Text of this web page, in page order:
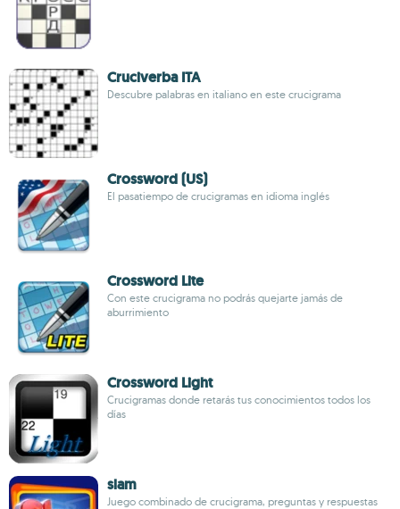
Cruciverba ITA
Descubre palabras en italiano en este crucigrama
Crossword (US)
El pasatiempo de crucigramas en idioma inglés
Crossword Lite
Con este crucigrama no podrás quejarte jamás de
aburrimiento
Crossword Light
Crucigramas donde retarás tus conocimientos todos los
días
slam
Juego combinado de crucigrama, preguntas y respuestas